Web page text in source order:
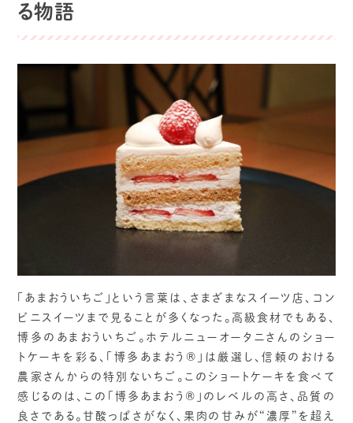
る物語
「あまおういちご」という言葉は、さまざまなスイーツ店、コン
ビニスイーツまで見ることが多くなった。高級食材でもある、
博多のあまおういちご。ホテルニューオータニさんのショー
トケーキを彩る、「博多あまおう®」は厳選し、信頼のおける
農家さんからの特別ないちご。このショートケーキを食べて
感じるのは、この「博多あまおう®」のレベルの高さ、品質の
良さである。甘酸っぱさがなく、果肉の甘みが“濃厚”を超え